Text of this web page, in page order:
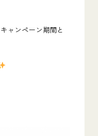
ャンペーン期間と